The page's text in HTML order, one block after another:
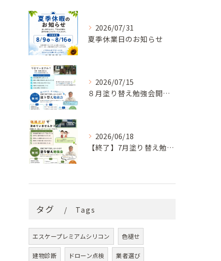
2026/07/31
夏季休業日のお知らせ
2026/07/15
８月塗り替え勉強会開催のお知らせ
2026/06/18
【終了】7月塗り替え勉強会のお知らせ
タグ Tags
エスケープレミアムシリコン 色褪せ
建物診断 ドローン点検 業者選び